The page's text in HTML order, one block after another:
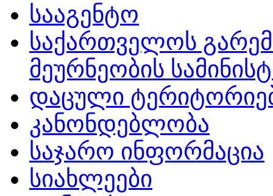
სააგენტო
საქართველოს
მეურნეობის
დაცული
კანონდებლობა
საჯარო ინფორმაცია
სიახლეები